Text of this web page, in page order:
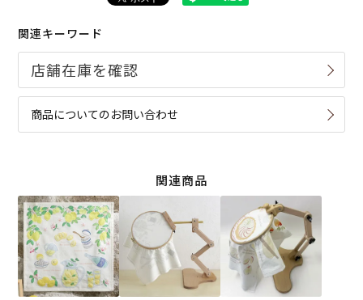
関連キーワード
商品についてのお問い合わせ
関連商品